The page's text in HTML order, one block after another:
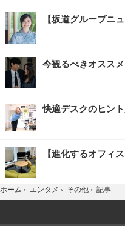
【坂道グループニ
今観るべきオスス
快適デスクのヒン
【進化するオフィス
ホーム › エンタメ › その他 › 記事